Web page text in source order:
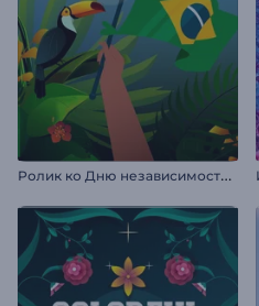
Р
олик ко Дню независимости Бразилии